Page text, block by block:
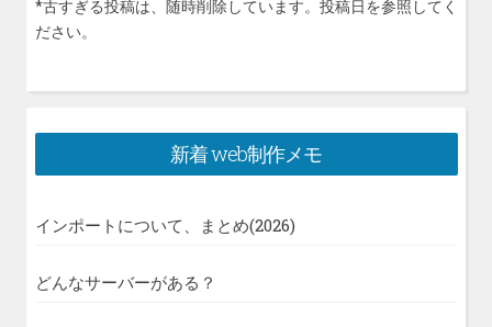
*古すぎる投稿は、随時削除しています。投稿日を参照してく
ださい。
新着 web制作メモ
インポートについて、まとめ(2026)
どんなサーバーがある？